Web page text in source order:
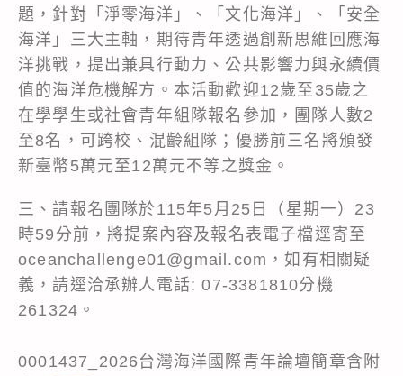
題，針對「淨零海洋」、「文化海洋」、「安全
海洋」三大主軸，期待青年透過創新思維回應海
洋挑戰，提出兼具行動力、公共影響力與永續價
值的海洋危機解方。本活動歡迎12歲至35歲之
在學學生或社會青年組隊報名參加，團隊人數2
至8名，可跨校、混齡組隊；優勝前三名將頒發
新臺幣5萬元至12萬元不等之獎金。
三、請報名團隊於115年5月25日（星期一）23
時59分前，將提案內容及報名表電子檔逕寄至
oceanchallenge01@gmail.com，如有相關疑
義，請逕洽承辦人電話: 07-3381810分機
261324。
0001437_2026台灣海洋國際青年論壇簡章含附